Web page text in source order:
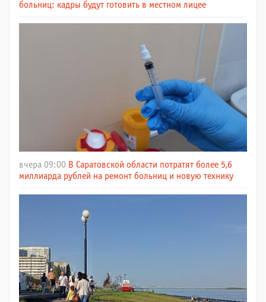
больниц: кадры будут готовить в местном лицее
вчера 09:00 В Саратовской области потратят более 5,6
миллиарда рублей на ремонт больниц и новую технику